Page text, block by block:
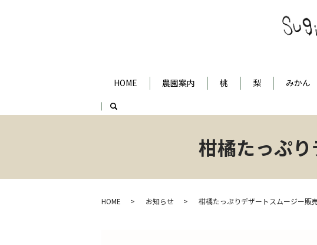
HOME 農園案内 桃 梨 みかん
search
柑橘たっぷ
HOME お知らせ 柑橘たっぷりデザートスムージー販